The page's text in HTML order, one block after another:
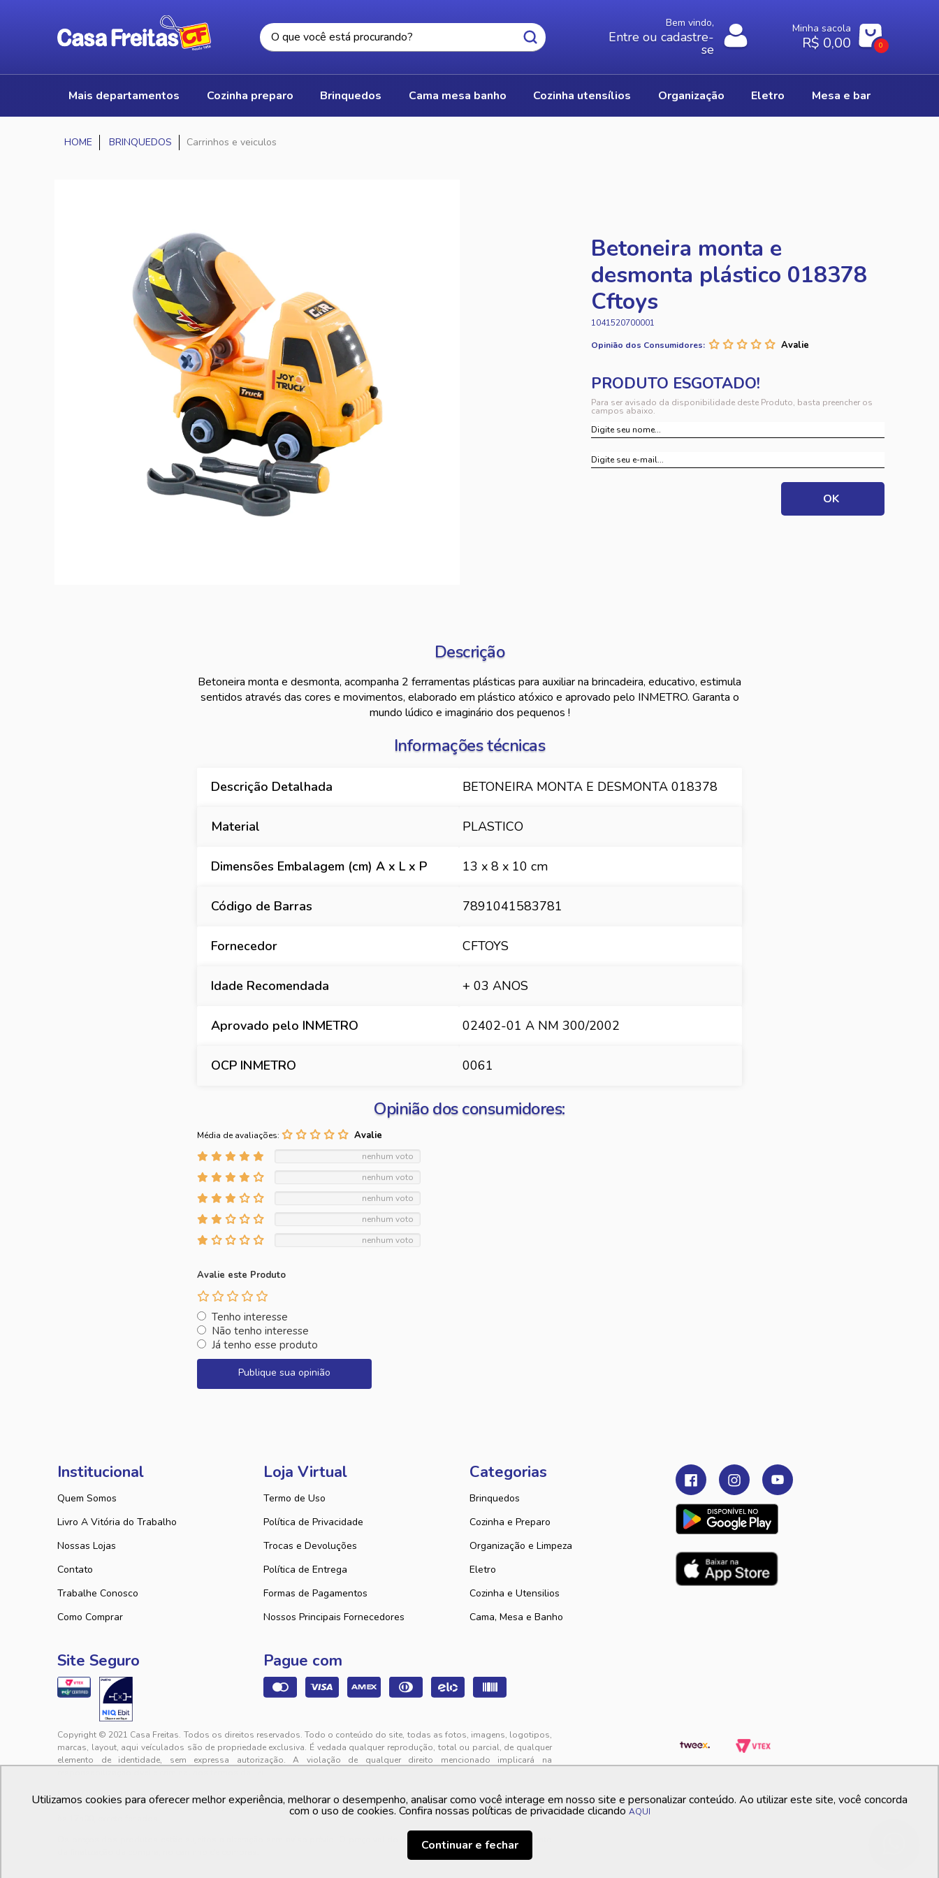
Bem vindo,
Entre ou cadastre-
se
Minha sacola
R$ 0,00 0
mais departamentos cozinha preparo brinquedos cama mesa banho cozinha utensílios organização eletro mesa e bar
BRINQUEDOS Carrinhos e veiculos
Betoneira monta e
desmonta plástico 018378
Cftoys
1041520700001
Opinião dos Consumidores:
Para ser avisado da disponibilidade deste Produto, basta preencher os
campos abaixo.
Descrição
Betoneira monta e desmonta, acompanha 2 ferramentas plásticas para auxiliar na brincadeira, educativo, estimula
sentidos através das cores e movimentos, elaborado em plástico atóxico e aprovado pelo INMETRO. Garanta o
mundo lúdico e imaginário dos pequenos !
Informações técnicas
Descrição Detalhada BETONEIRA MONTA E DESMONTA 018378
Material PLASTICO
Dimensões Embalagem (cm) A x L x P 13 x 8 x 10 cm
Código de Barras 7891041583781
Fornecedor CFTOYS
Idade Recomendada + 03 ANOS
Aprovado pelo INMETRO 02402-01 A NM 300/2002
OCP INMETRO 0061
Opinião dos consumidores:
Média de avaliações:
nenhum voto
nenhum voto
nenhum voto
nenhum voto
nenhum voto
Avalie este Produto
Tenho interesse
Não tenho interesse
Já tenho esse produto
Publique sua opinião
Institucional
Quem Somos
Livro A Vitória do Trabalho
Nossas Lojas
Contato
Trabalhe Conosco
Como Comprar
Loja Virtual
Termo de Uso
Política de Privacidade
Trocas e Devoluções
Política de Entrega
Formas de Pagamentos
Nossos Principais Fornecedores
Categorias
Brinquedos
Cozinha e Preparo
Organização e Limpeza
Eletro
Cozinha e Utensilios
Cama, Mesa e Banho
Site Seguro Pague com
Copyright © 2021 Casa Freitas. Todos os direitos reservados. Todo o conteúdo do site, todas as fotos, imagens, logotipos,
marcas, layout, aqui veículados são de propriedade exclusiva. É vedada qualquer reprodução, total ou parcial, de qualquer
elemento de identidade, sem expressa autorização. A violação de qualquer direito mencionado implicará na
PFM COMERCIAL LTDA. | 01.740.627/0001-41 - Rua Lourival Sales, 325 - Jabuti - Eusébio - CE | CEP: 61760-000
sac@casafreitas.com.br - WhatsApp: (85) 9994-3149. Atendimento de segunda a sexta-feira das 9h00 às 12h00 e das 13h00
Os preços dos produtos estão sujeitos a alteração sem aviso prévio. O preço valido é sempre o apresentado no momento
Utilizamos cookies para oferecer melhor experiência, melhorar o desempenho, analisar como você interage em nosso site e personalizar conteúdo. Ao utilizar este site, você concorda
com o uso de cookies. Confira nossas políticas de privacidade clicando AQUI
Continuar e fechar